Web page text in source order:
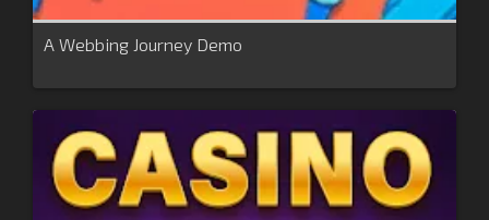
A Webbing Journey Demo